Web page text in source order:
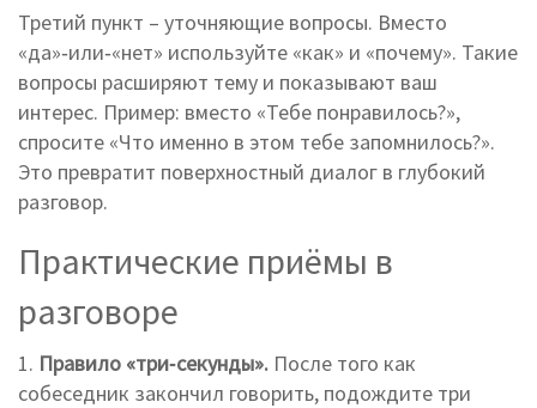
Третий пункт – уточняющие вопросы. Вместо
«да»‑или‑«нет» используйте «как» и «почему». Такие
вопросы расширяют тему и показывают ваш
интерес. Пример: вместо «Тебе понравилось?»,
спросите «Что именно в этом тебе запомнилось?».
Это превратит поверхностный диалог в глубокий
разговор.
Практические приёмы в
разговоре
1. Правило «три‑секунды». После того как
собеседник закончил говорить, подождите три